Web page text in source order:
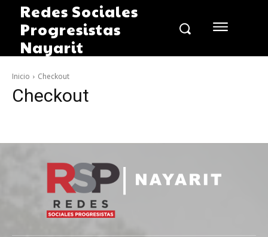
Redes Sociales
Progresistas
Nayarit
Inicio Checkout
Checkout